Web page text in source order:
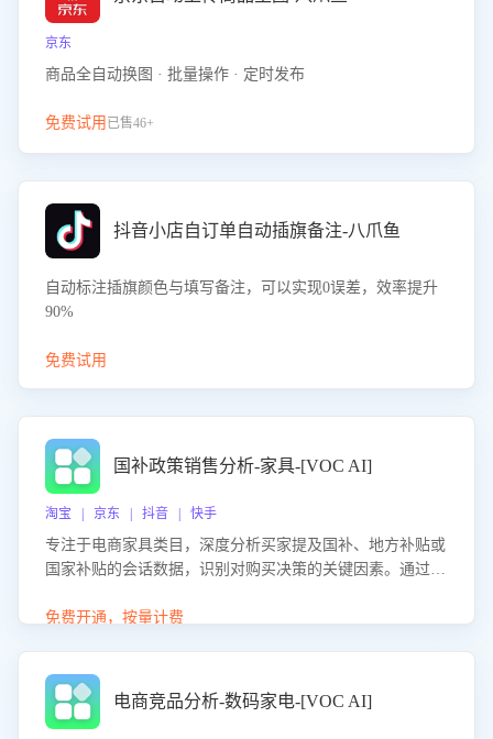
京东
商品全自动换图 · 批量操作 · 定时发布
免费试用 已售46+
抖音小店自订单自动插旗备注-八爪鱼
自动标注插旗颜色与填写备注，可以实现0误差，效率提升
90%
免费试用
国补政策销售分析-家具-[VOC AI]
淘宝 | 京东 | 抖音 | 快手
专注于电商家具类目，深度分析买家提及国补、地方补贴或
国家补贴的会话数据，识别对购买决策的关键因素。通过AI
化策略，助力商家利用国补政策提升GMV。
免费开通，按量计费
电商竞品分析-数码家电-[VOC AI]